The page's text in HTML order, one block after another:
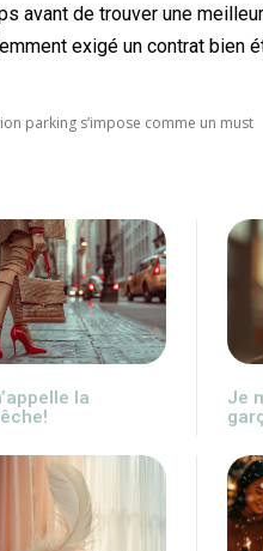
avant de trouver une
exigé un contrat bien
parking s’impose comme un must
la
Je